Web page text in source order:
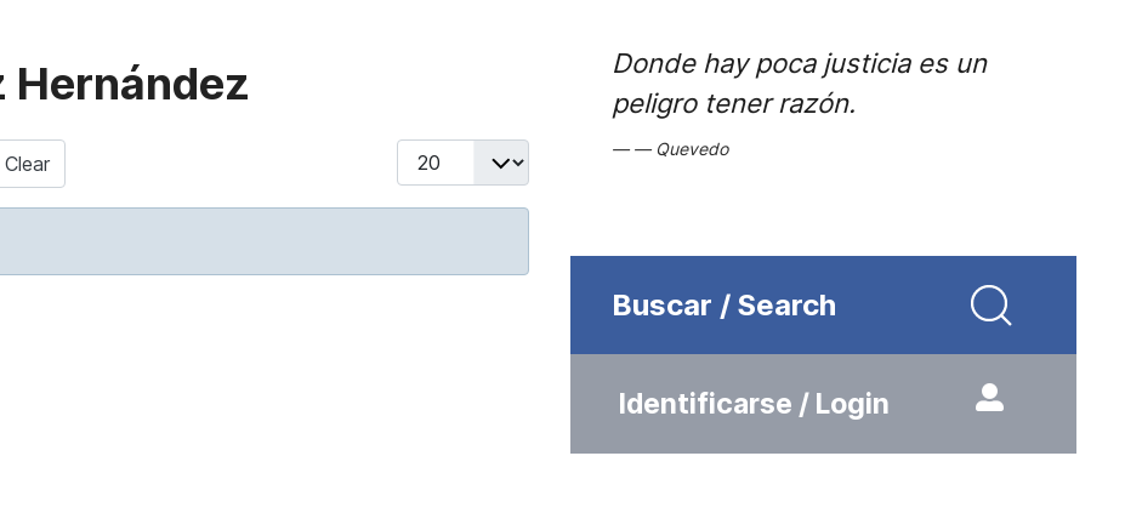
Hernández
Clear Display #
Donde hay poca justicia es un
peligro tener razón.
Quevedo
Buscar / Search
Identificarse / Login